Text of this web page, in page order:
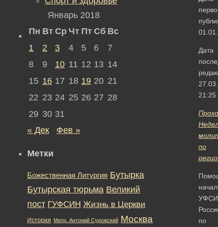
Дата
21:25
по
по
Январь 2018
Пн Вт Ср Чт Пт Сб Вс
1
2 3 4 5 6
7
8
9 10 11 12 13 14
15 16 17 18 19 20 21
22 23 24 25 26 27 28
29 30 31
« Дек
Фев »
Метки
Божественная Литургия Бутырка
Бутырская тюрьма Великий
пост ГУФСИН Жизнь в Церкви
История Митр. Антоний Сурожский Москва